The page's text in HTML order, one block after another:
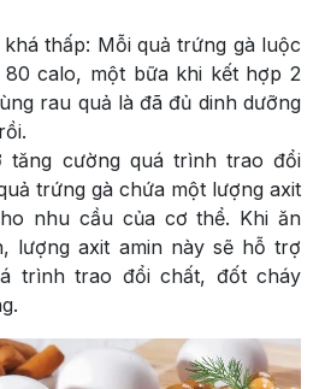
thấp: Mỗi quả trứng gà luộc
calo, một bữa khi kết hợp 2
rau quả là đã đủ dinh dưỡng
tăng cường quá trình trao đổi
trứng gà chứa một lượng axit
nhu cầu của cơ thể. Khi ăn
lượng axit amin này sẽ hỗ trợ
trình trao đổi chất, đốt cháy